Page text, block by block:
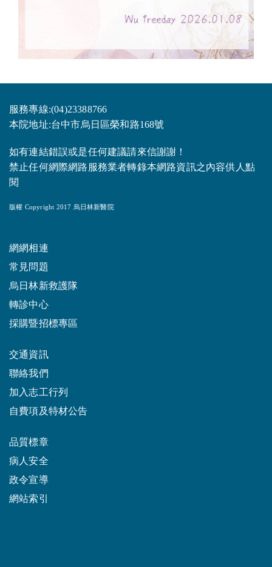
服務專線:(04)23388766
本院地址:台中市烏日區榮和路168號
如有連結錯誤或是任何建議請來信謝謝！
禁止任何網際網路服務業者轉錄本網路資訊之內容供人點
閱
版權 Copyright 2017 烏日林新醫院
網網相連
常見問題
烏日林新救護隊
轉診中心
採購暨招標專區
交通資訊
聯絡我們
加入志工行列
自費項及特材公告
品質標章
病人安全
政令宣導
網站索引